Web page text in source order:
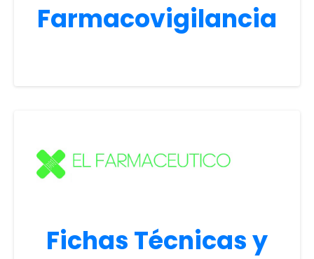
Farmacovigilancia
Fichas Técnicas y